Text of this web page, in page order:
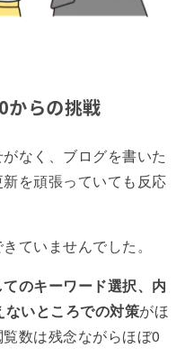
からの挑戦
なく、ブログを書いた
を頑張っていても反応
ていませんでした。
のキーワード選択、内
いところでの対策がほ
数は残念ながらほぼ0